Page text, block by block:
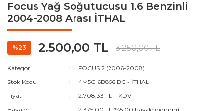
Focus Yağ Soğutucusu 1.6 Benzinli
2004-2008 Arası İTHAL
%23 2.500,00 TL 3.250,00 TL
Kategori
FOCUS 2 (2006-2008)
Stok Kodu
4M5G 6B856 BC - İTHAL
Fiyat
2.708,33 TL + KDV
Havale
2.375,00 TL (%5,00 havale indirimi)